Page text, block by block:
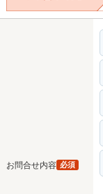
お問合せ内容 必須